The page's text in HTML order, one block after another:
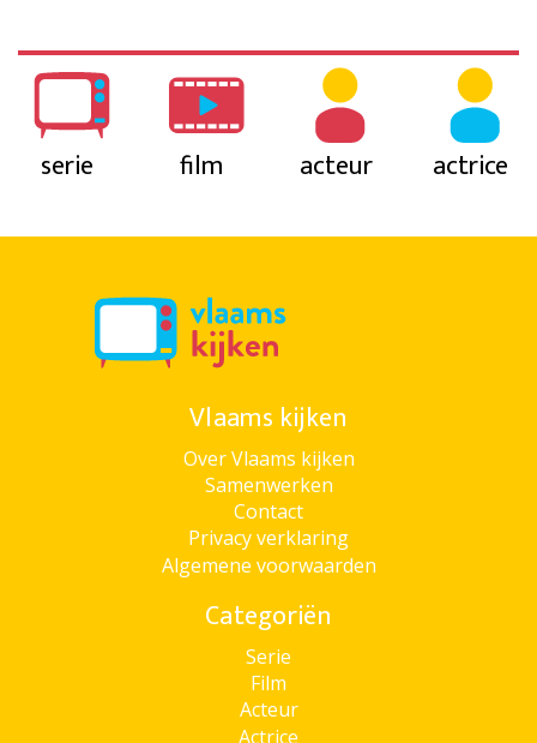
serie film acteur actrice
Vlaams kijken
Over Vlaams kijken
Samenwerken
Contact
Privacy verklaring
Algemene voorwaarden
Categoriën
Serie
Film
Acteur
Actrice